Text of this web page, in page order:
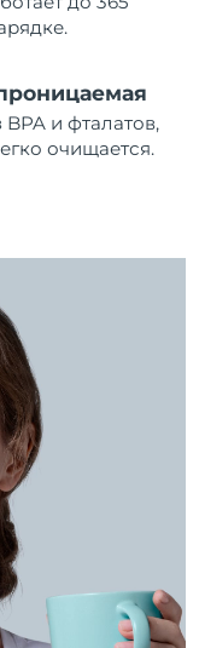
и фталатов,
очищается.